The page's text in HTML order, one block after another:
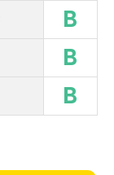
B
B
B